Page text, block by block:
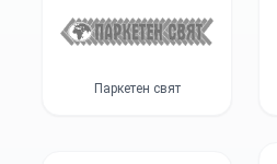
Паркетен свят